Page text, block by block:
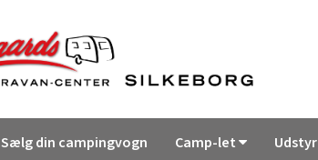
Sælg din campingvogn Camp-let Udstyr